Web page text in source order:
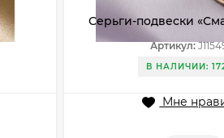
Серьги-подвески
J11549CJJ
Артикул:
В НАЛИЧИИ:
Мне